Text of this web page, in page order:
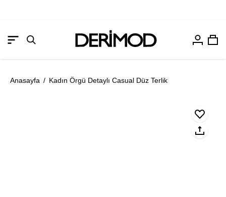
GezinmeArama
Hesabım
Anasayfa / Kadın Örgü Detaylı Casual Düz Terlik